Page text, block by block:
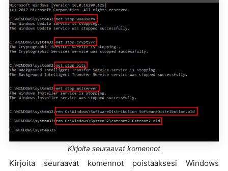
Kirjoita seuraavat komennot
Kirjoita seuraavat komennot poistaaksesi Windows